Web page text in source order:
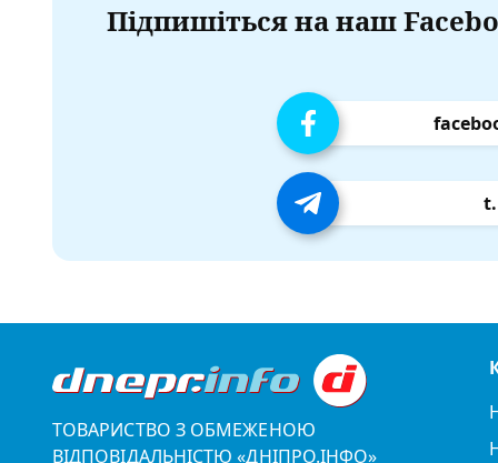
Підпишіться на наш
ТОВАРИСТВО З ОБМЕЖЕНОЮ
ВІДПОВІДАЛЬНІСТЮ «ДНІПРО.ІНФО»